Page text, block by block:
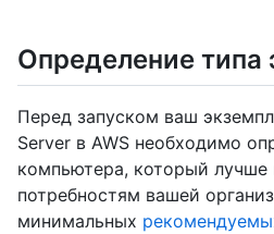
Определение типа
Перед запуском ваш
Server в AWS необходимо
компьютера, который лучше
потребностям вашей
минимальных